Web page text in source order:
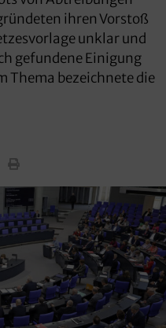
ihren Vorstoß
unklar und
gefundene Einigung
Thema bezeichnete die